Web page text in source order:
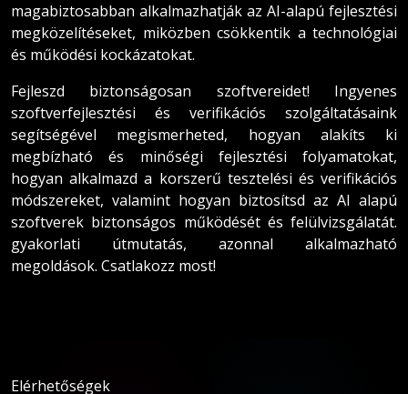
magabiztosabban alkalmazhatják az AI-alapú fejlesztési
megközelítéseket, miközben csökkentik a technológiai
és működési kockázatokat.
Fejleszd biztonságosan szoftvereidet! Ingyenes
szoftverfejlesztési és verifikációs szolgáltatásaink
segítségével megismerheted, hogyan alakíts ki
megbízható és minőségi fejlesztési folyamatokat,
hogyan alkalmazd a korszerű tesztelési és verifikációs
módszereket, valamint hogyan biztosítsd az AI alapú
szoftverek biztonságos működését és felülvizsgálatát.
gyakorlati útmutatás, azonnal alkalmazható
megoldások. Csatlakozz most!
Elérhetőségek